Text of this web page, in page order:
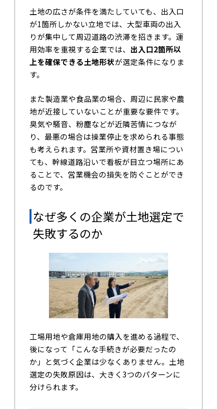
土地の広さが条件を満たしていても、出入口
が1箇所しかない立地では、大型車両の出入
りが集中して周辺道路の渋滞を招きます。運
用効率を重視する企業では、 出入口2箇所以
上を確保できる土地形状が選定条件になりま
す。
また製造業や食品業の場合、周辺に民家や農
地が近接していないことが重要な要件です。
臭気や騒音、粉塵などが近隣苦情につなが
り、最悪の場合は操業停止を求められる事態
も考えられます。営業所や資材置き場につい
ても、幹線道路沿いで看板が目立つ場所にあ
ることで、営業機会の損失を防ぐことができ
るのです。
なぜ多くの企業が土地選定で
失敗するのか
工場用地や倉庫用地の購入を進める過程で、
後になって「こんな手続きが必要だったの
か」と気づく企業は少なくありません。土地
選定の失敗原因は、大きく3つのパターンに
分けられます。